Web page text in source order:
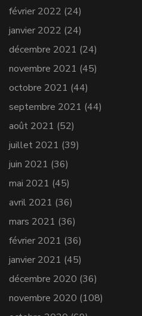
février 2022 (24)
janvier 2022 (24)
décembre 2021 (24)
novembre 2021 (45)
octobre 2021 (44)
septembre 2021 (44)
août 2021 (52)
juillet 2021 (39)
juin 2021 (36)
mai 2021 (45)
avril 2021 (36)
mars 2021 (36)
février 2021 (36)
janvier 2021 (45)
décembre 2020 (36)
novembre 2020 (108)